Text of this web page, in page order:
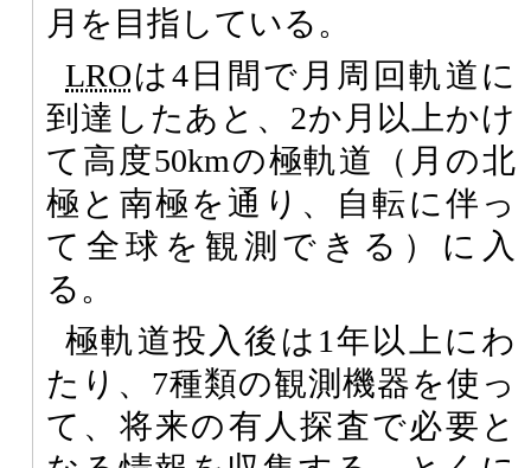
月を目指している。
LROは4日間で月周回軌道に
到達したあと、2か月以上かけ
て高度50kmの極軌道（月の北
極と南極を通り、自転に伴っ
て全球を観測できる）に入
る。
極軌道投入後は1年以上にわ
たり、7種類の観測機器を使っ
て、将来の有人探査で必要と